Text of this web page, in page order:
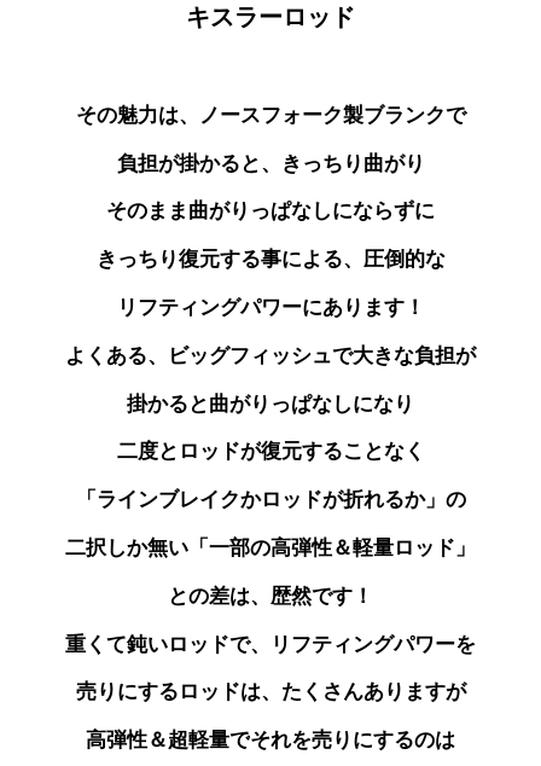
キスラーロッド
その魅力は、ノースフォーク製ブランクで
負担が掛かると、きっちり曲がり
そのまま曲がりっぱなしにならずに
きっちり復元する事による、圧倒的な
リフティングパワーにあります！
よくある、ビッグフィッシュで大きな負担が
掛かると曲がりっぱなしになり
二度とロッドが復元することなく
「ラインブレイクかロッドが折れるか」の
二択しか無い「一部の高弾性＆軽量ロッド」
との差は、歴然です！
重くて鈍いロッドで、リフティングパワーを
売りにするロッドは、たくさんありますが
高弾性＆超軽量でそれを売りにするのは